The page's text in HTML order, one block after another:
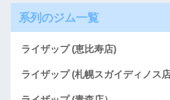
系列のジム一覧
ライザップ (恵比寿店)
ライザップ (札幌スガイディノス店